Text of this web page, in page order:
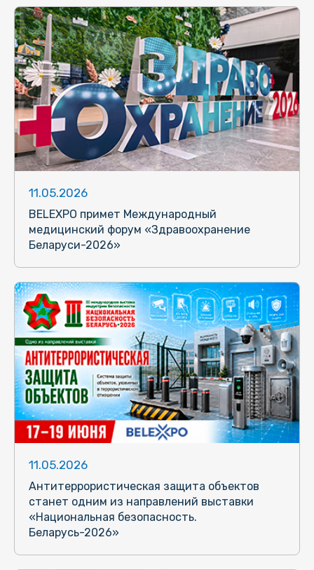
11.05.2026
BELEXPO примет Международный
медицинский форум «Здравоохранение
Беларуси-2026»
11.05.2026
Антитеррористическая защита объектов
станет одним из направлений выставки
«Национальная безопасность.
Беларусь-2026»